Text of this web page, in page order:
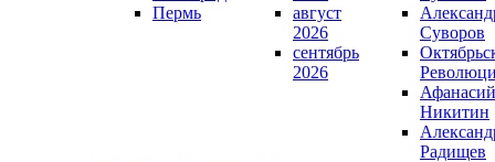
Пермь
август
2026
сентябрь
2026
Суворов
Афанасий
Никитин
Радищев